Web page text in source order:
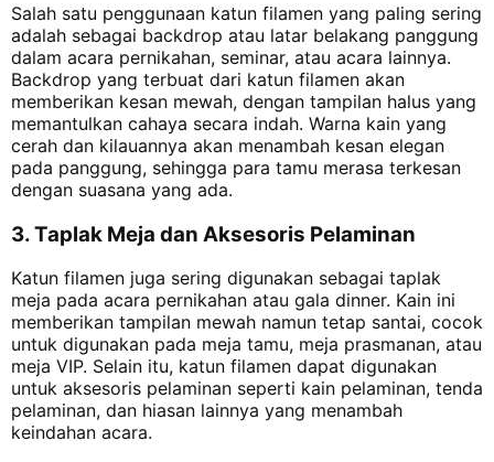
Salah satu penggunaan katun filamen yang paling sering
adalah sebagai backdrop atau latar belakang panggung
dalam acara pernikahan, seminar, atau acara lainnya.
Backdrop yang terbuat dari katun filamen akan
memberikan kesan mewah, dengan tampilan halus yang
memantulkan cahaya secara indah. Warna kain yang
cerah dan kilauannya akan menambah kesan elegan
pada panggung, sehingga para tamu merasa terkesan
dengan suasana yang ada.
3. Taplak Meja dan Aksesoris Pelaminan
Katun filamen juga sering digunakan sebagai taplak
meja pada acara pernikahan atau gala dinner. Kain ini
memberikan tampilan mewah namun tetap santai, cocok
untuk digunakan pada meja tamu, meja prasmanan, atau
meja VIP. Selain itu, katun filamen dapat digunakan
untuk aksesoris pelaminan seperti kain pelaminan, tenda
pelaminan, dan hiasan lainnya yang menambah
keindahan acara.